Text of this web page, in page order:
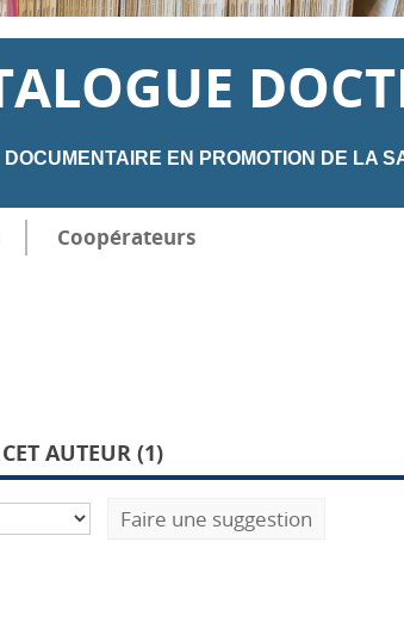
DOCUMENTAIRE EN PROMOTION DE LA
Coopérateurs
AUTEUR (1)
Faire une suggestion